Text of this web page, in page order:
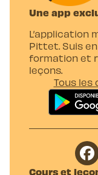
Une app
L’application
Pittet. Suis
formation et
leçons.
Tous
Cours et